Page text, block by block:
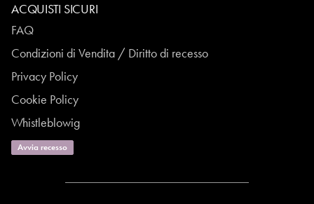
ACQUISTI SICURI
FAQ
Condizioni di Vendita / Diritto di recesso
Privacy Policy
Cookie Policy
Whistleblowig
Avvia recesso